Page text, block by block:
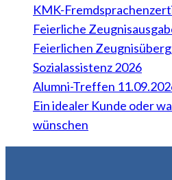
KMK-
Feierliche
Feierlichen
Sozialassistenz 2026
Alumni-Treffen
Ein idealer Kunde oder
wünschen